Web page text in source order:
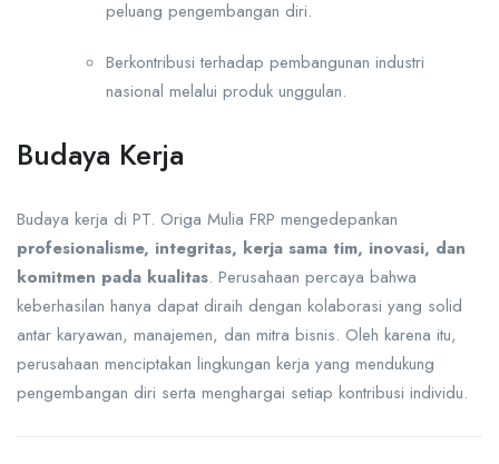
peluang pengembangan diri.
Berkontribusi terhadap pembangunan industri
nasional melalui produk unggulan.
Budaya Kerja
Budaya kerja di PT. Origa Mulia FRP mengedepankan
profesionalisme, integritas, kerja sama tim, inovasi, dan
komitmen pada kualitas. Perusahaan percaya bahwa
keberhasilan hanya dapat diraih dengan kolaborasi yang solid
antar karyawan, manajemen, dan mitra bisnis. Oleh karena itu,
perusahaan menciptakan lingkungan kerja yang mendukung
pengembangan diri serta menghargai setiap kontribusi individu.